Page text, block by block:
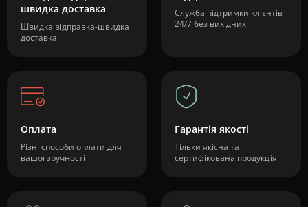
швидка доставка
Швидка відправка-швидка
доставка
Служба підтримки клієнтів
24/7 без вихідних
Оплата
Різні способи оплати для
вашої зручності
Гарантія якості
Тільки якісна та
сертифікована продукція